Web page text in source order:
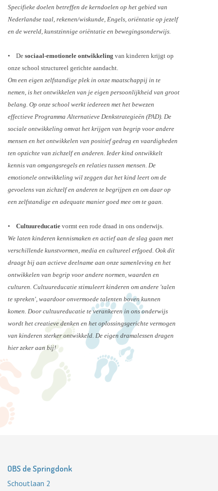
Specifieke doelen betreffen de kerndoelen op het gebied van
Nederlandse taal, rekenen/wiskunde, Engels, oriëntatie op jezelf
en de wereld, kunstzinnige oriëntatie en bewegingsonderwijs.
• De sociaal-emotionele ontwikkeling van kinderen krijgt op
onze school structureel gerichte aandacht.
Om een eigen zelfstandige plek in onze maatschappij in te
nemen, is het ontwikkelen van je eigen persoonlijkheid van groot
belang. Op onze school werkt iedereen met het bewezen
effectieve Programma Alternatieve Denkstrategieën (PAD). De
sociale ontwikkeling omvat het krijgen van begrip voor andere
mensen en het ontwikkelen van positief gedrag en vaardigheden
ten opzichte van zichzelf en anderen. Ieder kind ontwikkelt
kennis van omgangsregels en relaties tussen mensen. De
emotionele ontwikkeling wil zeggen dat het kind leert om de
gevoelens van zichzelf en anderen te begrijpen en om daar op
een zelfstandige en adequate manier goed mee om te gaan.
• Cultuureducatie vormt een rode draad in ons onderwijs.
We laten kinderen kennismaken en actief aan de slag gaan met
verschillende kunstvormen, media en cultureel erfgoed. Ook dit
draagt bij aan actieve deelname aan onze samenleving en het
ontwikkelen van begrip voor andere normen, waarden en
culturen. Cultuureducatie stimuleert kinderen om andere 'talen
te spreken', waardoor onvermoede talenten boven kunnen
komen. Door cultuureducatie te verankeren in ons onderwijs
wordt het creatieve denken en het oplossingsgerichte vermogen
van kinderen sterker ontwikkeld. De eigen dramalessen dragen
hier zeker aan bij!
OBS de Springdonk
Schoutlaan 2